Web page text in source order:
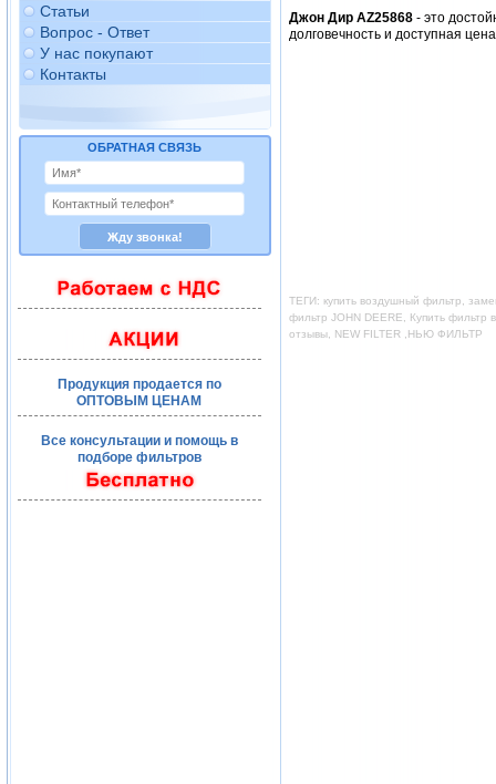
Статьи
Вопрос - Ответ
У нас покупают
Контакты
ОБРАТНАЯ СВЯЗЬ
Продукция продается по
ОПТОВЫМ ЦЕНАМ
Все консультации и помощь в
подборе фильтров
Джон Дир AZ25868 - это
долговечность и доступная
ТЕГИ: купить воздушный фильтр,
фильтр JOHN DEERE, Купить фильтр
отзывы, NEW FILTER ,НЬЮ ФИЛЬТР